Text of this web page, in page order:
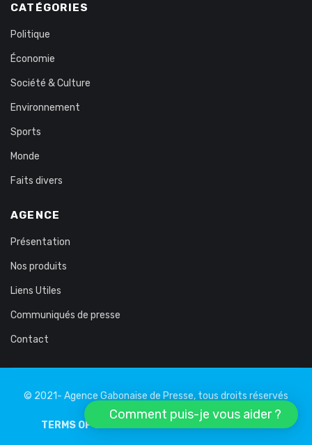
CATÉGORIES
Politique
Économie
Société & Culture
Environnement
Sports
Monde
Faits divers
AGENCE
Présentation
Nos produits
Liens Utiles
Communiqués de presse
Contact
© 2021- Agence Gabonaise de Presse, tous droits réservés
TERMS OF USE PRIVATE LIFE LEGAL NOTICE
Comment puis-je vous aider ?